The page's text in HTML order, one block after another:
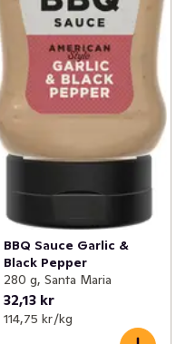
BBQ Sauce Garlic &
Black Pepper
280 g, Santa Maria
32,13 kr
114,75 kr /kg